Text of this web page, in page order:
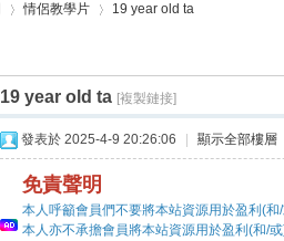
›
情侶教學片
›
19 year old ta
19 year old ta [複製鏈接]
發表於 2025-4-9 20:26:06 顯示全部樓層
免責聲明
本人呼籲會員們不要將本站資源用於盈利(和
本人亦不承擔會員將本站資源用於盈利(和/